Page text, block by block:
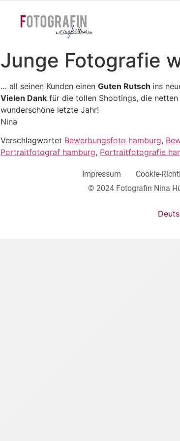
Junge Fotografie
… all seinen Kunden einen Guten Rutsch ins
Vielen Dank für die tollen Shootings, die
wunderschöne letzte Jahr!
Nina
Verschlagwortet Bewerbungsfoto hamburg,
Portraitfotograf hamburg, Portraitfotografie
Impressum Cookie-
© 2024 Fotografin Nina